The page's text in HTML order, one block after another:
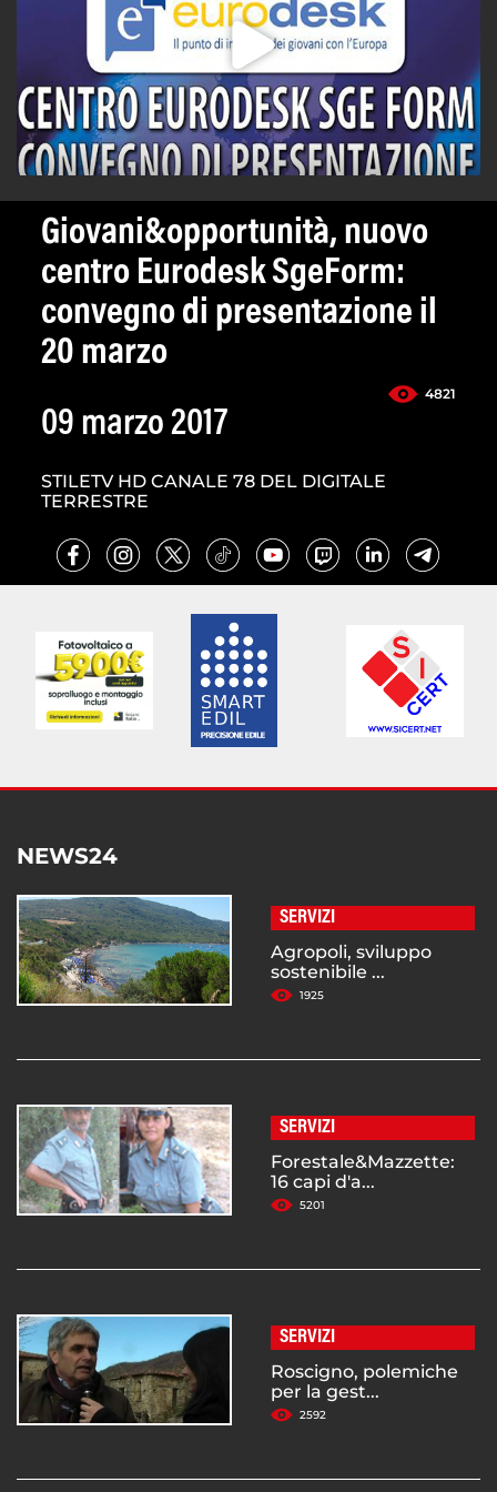
Giovani&opportunità, nuovo
centro Eurodesk SgeForm:
convegno di presentazione il
20 marzo
4821
09 marzo 2017
STILETV HD CANALE 78 DEL DIGITALE
TERRESTRE
NEWS24
SERVIZI
Agropoli, sviluppo
sostenibile ...
1925
SERVIZI
Forestale&Mazzette:
16 capi d'a...
5201
SERVIZI
Roscigno, polemiche
per la gest...
2592